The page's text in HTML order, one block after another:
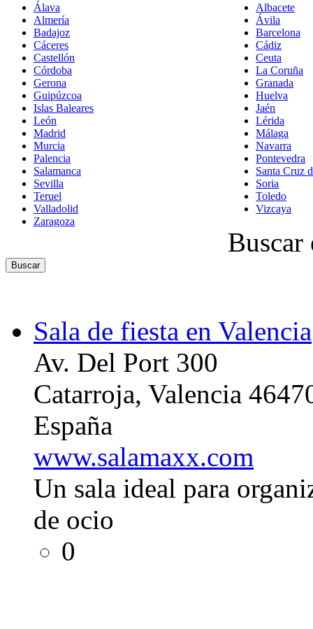
Álava
Almería
Badajoz
Cáceres
Castellón
Córdoba
Gerona
Guipúzcoa
Islas Baleares
León
Madrid
Murcia
Palencia
Salamanca
Sevilla
Teruel
Valladolid
Zaragoza
Albacete
Ávila
Barcelona
Cádiz
Ceuta
La Coruña
Granada
Huelva
Jaén
Lérida
Málaga
Navarra
Pontevedra
Santa Cruz
Soria
Toledo
Vizcaya
Buscar
Sala de fiesta en Valencia
Av. Del Port 300
Catarroja, Valencia
España
www.salamaxx.com
Un sala ideal para
de ocio
0